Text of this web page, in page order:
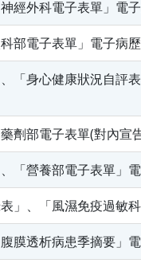
經外科電子表單」電
部電子表單」電子病歷
「身心健康狀況自評
劑部電子表單(對內宣
「營養部電子表單」
」、「風濕免疫過敏
膜透析病患季摘要」